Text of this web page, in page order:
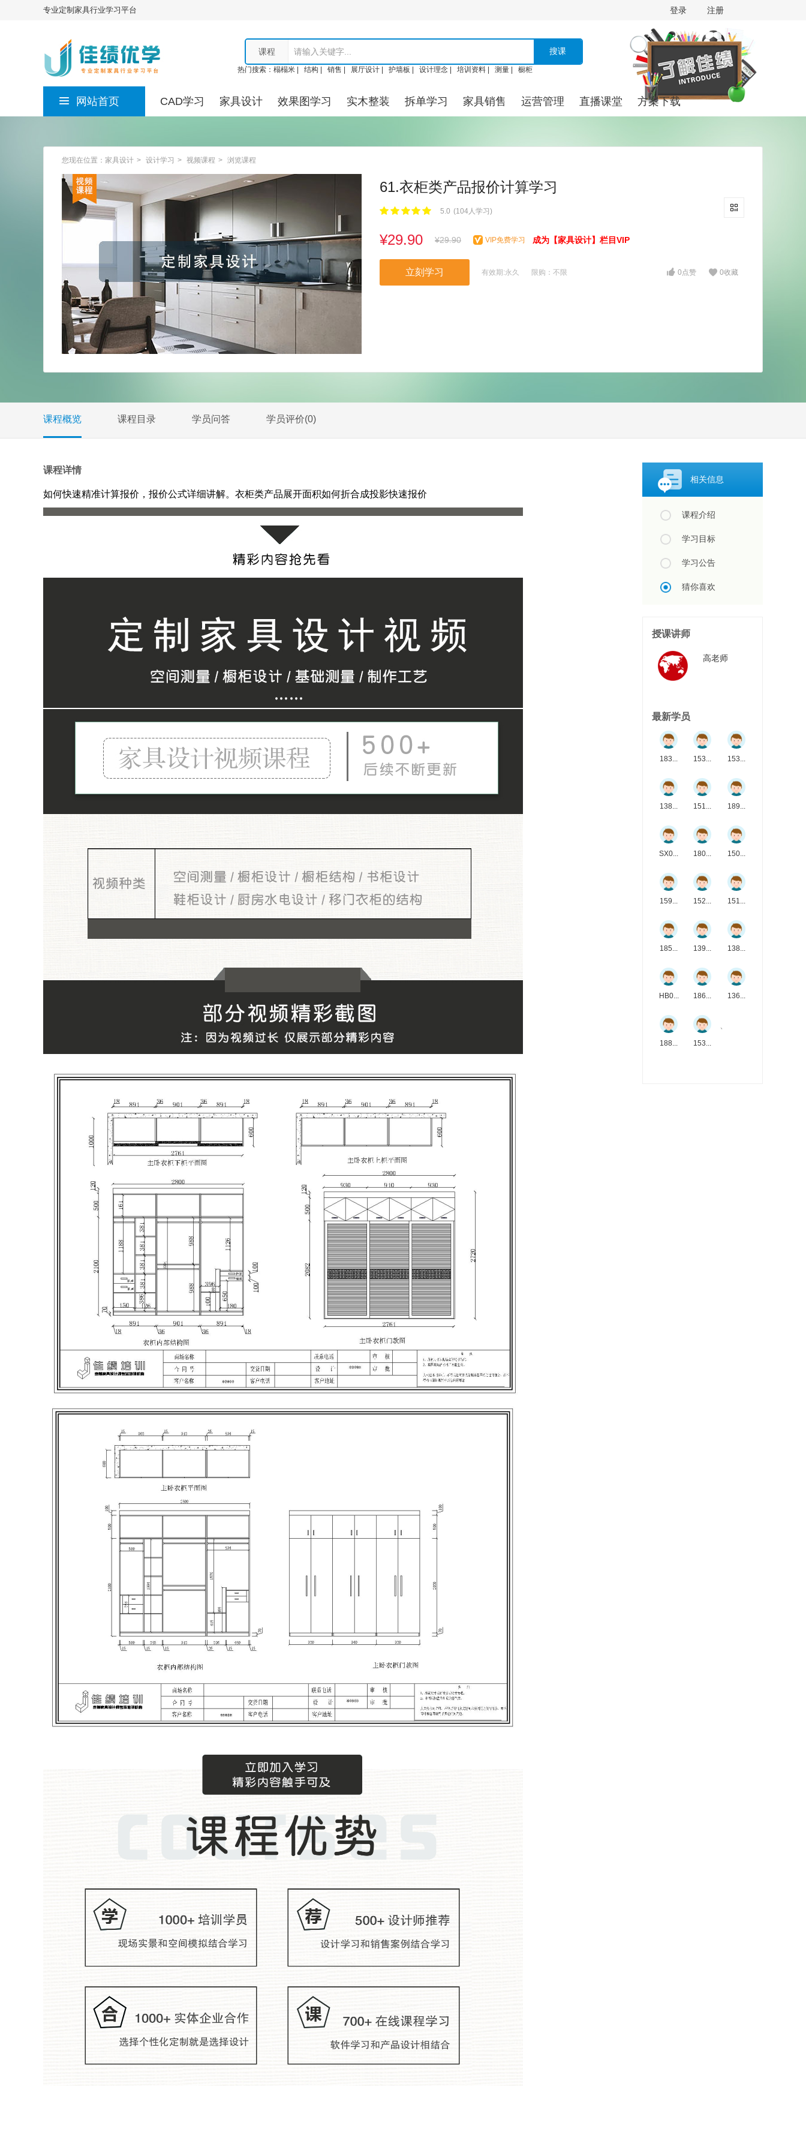
专业定制家具行业学习平台 登录 注册
课程
热门搜索： 榻榻米 | 结构 | 销售 | 展厅设计 | 护墙板 | 设计理念 | 培训资料 | 测量 | 橱柜
网站首页 CAD学习 家具设计 效果图学习 实木整装 拆单学习 家具销售 运营管理 直播课堂 方案下载
您现在位置： 家具设计 > 设计学习 > 视频课程 > 浏览课程
61.衣柜类产品报价计算学习
5.0 (104人学习)
¥29.90 ¥29.90 VIP免费学习 成为【家具设计】栏目VIP
0收藏
0点赞
有效期:永久 限购：不限
课程概览 课程目录 学员问答 学员评价(0)
相关信息
课程介绍
学习目标
学习公告
猜你喜欢
授课讲师
高老师
最新学员
183... 153... 153...
138... 151... 189...
SX0... 180... 150...
159... 152... 151...
185... 139... 138...
HB0... 186... 136...
188... 153...
课程详情
如何快速精准计算报价，报价公式详细讲解。衣柜类产品展开面积如何折合成投影快速报价